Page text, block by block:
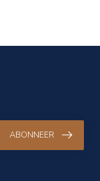
ABONNEER